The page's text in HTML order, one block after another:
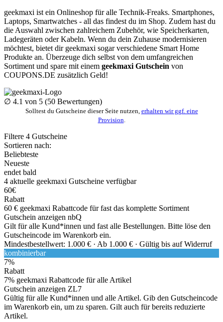
geekmaxi ist ein Onlineshop für alle Technik-Freaks. Smartphones,
Laptops, Smartwatches - all das findest du im Shop. Zudem hast du
die Auswahl zwischen zahlreichem Zubehör, wie Speicherkarten,
Ladegeräten oder Kabeln. Wenn du dein Zuhause modernisieren
möchtest, bietet dir geekmaxi sogar verschiedene Smart Home
Produkte an. Überzeuge dich selbst von dem umfangreichen
Sortiment und spare mit einem geekmaxi Gutschein von
COUPONS.DE zusätzlich Geld!
∅ 4.1 von 5 (50 Bewertungen)
Solltest du Gutscheine dieser Seite nutzen, erhalten wir ggf. eine
Provision
Filtere 4 Gutscheine
Sortieren nach:
Beliebteste
Neueste
endet bald
4 aktuelle geekmaxi Gutscheine verfügbar
60€
Rabatt
60 € geekmaxi Rabattcode für fast das komplette Sortiment
Gutschein anzeigen nbQ
Gilt für alle Kund*innen und fast alle Bestellungen. Bitte löse den
Gutscheincode im Warenkorb ein.
Mindestbestellwert: 1.000 € · Ab 1.000 € · Gültig bis auf Widerruf
kombinierbar
7%
Rabatt
7% geekmaxi Rabattcode für alle Artikel
Gutschein anzeigen ZL7
Gültig für alle Kund*innen und alle Artikel. Gib den Gutscheincode
im Warenkorb ein, um zu sparen. Gilt auch für bereits reduzierte
Artikel.